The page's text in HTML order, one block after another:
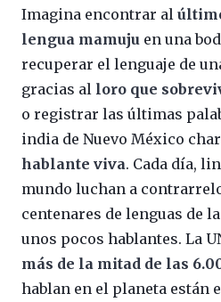
Imagina encontrar al
lengua mamuju en una
recuperar el lenguaje de
gracias al loro que
o registrar las últimas
india de Nuevo México
hablante viva. Cada día,
mundo luchan a
centenares de lenguas de
unos pocos hablantes. La
más de la mitad de las
hablan en el planeta están